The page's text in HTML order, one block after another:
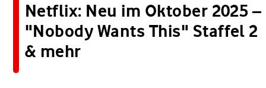
Netflix: Neu im Oktober 2025 –
"Nobody Wants This" Staffel 2
& mehr